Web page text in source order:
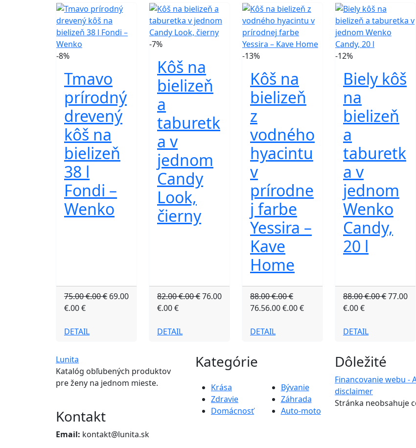
-8%
Tmavo
prírodný
drevený
kôš na
bielizeň
38 l
Fondi –
Wenko
75.00 €.00 € 69.00
€.00 €
DETAIL
-7%
Kôš na
bielizeň
a
taburetk
a v
jednom
Candy
Look,
čierny
82.00 €.00 €76.00
€.00 €
DETAIL
-13%
Kôš na
bielizeň
z
vodného
hyacintu
v
prírodne
j farbe
Yessira –
Kave
Home
88.00 €.00 €
76.56.00 €.00 €
DETAIL
-12%
Biely kôš
na
bielizeň
a
taburetk
a v
jednom
Wenko
Candy,
20 l
88.00 €.00 €77.00
€.00 €
DETAIL
Lunita
Katalóg obľubených produktov
pre ženy na jednom mieste.
Kontakt
Email: kontakt@lunita.sk
Kategórie
Krása
Zdravie
Domácnosť
Bývanie
Záhrada
Auto-moto
Dôležité
Financovanie webu -
disclaimer
Stránka neobsahuje